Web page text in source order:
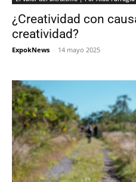
¿Creatividad con
creatividad?
ExpokNews - 14 mayo 2025